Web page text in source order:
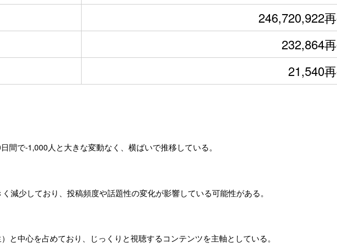
246,720,922
232,864
21,540
で-1,000人と大きな変動なく、横ばいで推移している。
少しており、投稿頻度や話題性の変化が影響している可能性がある。
中心を占めており、じっくりと視聴するコンテンツを主軸としている。